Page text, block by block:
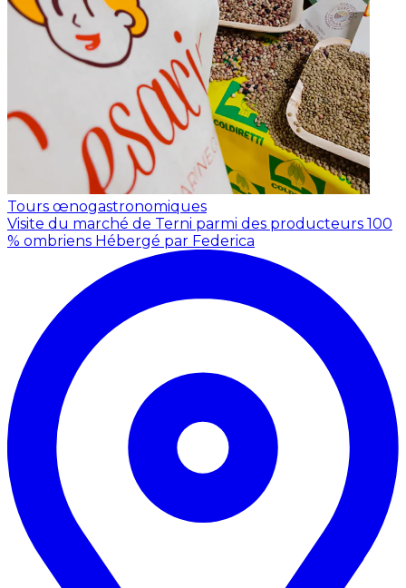
Tours œnogastronomiques
Visite du marché de Terni parmi des producteurs 100
% ombriens Hébergé par Federica